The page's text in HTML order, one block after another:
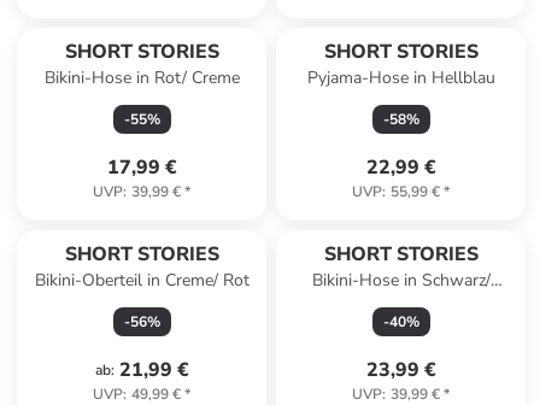
SHORT STORIES
Bikini-Hose in Rot/ Creme
-55%
17,99 €
UVP: 39,99 €*
SHORT STORIES
Pyjama-Hose in Hellblau
-58%
22,99 €
UVP: 55,99 €*
SHORT STORIES
Bikini-Oberteil in Creme/ Rot
-56%
ab: 21,99 €
UVP: 49,99 €*
SHORT STORIES
Bikini-Hose in Schwarz/
Creme/ Braun
-40%
23,99 €
UVP: 39,99 €*